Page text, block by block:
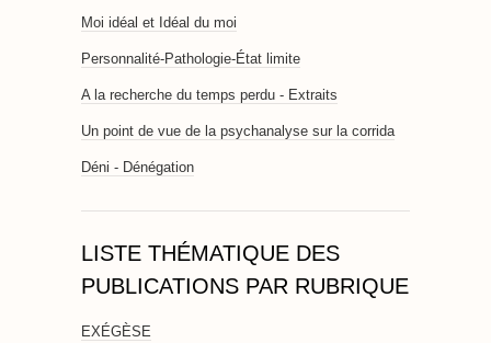
Moi idéal et Idéal du moi
Personnalité-Pathologie-État limite
A la recherche du temps perdu - Extraits
Un point de vue de la psychanalyse sur la corrida
Déni - Dénégation
LISTE THÉMATIQUE DES
PUBLICATIONS PAR RUBRIQUE
EXÉGÈSE